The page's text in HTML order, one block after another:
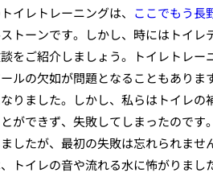
イレトレーニングは、 ここでもう長
トーンです。しかし、時にはトイ
をご紹介しましょう。トイレトレ
ルの欠如が問題となることもあり
りました。しかし、私らはトイレ
ができず、失敗してしまったのです。
したが、最初の失敗は忘れられま
トイレの音や流れる水に怖がりま